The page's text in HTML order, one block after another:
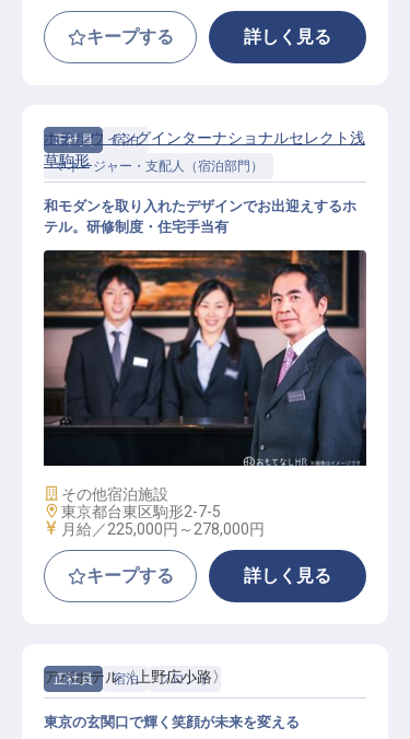
キープする 詳しく見る
正社員
宿泊
マネージャー・支配人（宿泊部門）
宿泊マネージャー候補
ホテルウィングインターナショナルセレクト浅
草駒形
和モダンを取り入れたデザインでお出迎えするホ
テル。研修制度・住宅手当有
施設業態
その他宿泊施設
勤務地
東京都台東区駒形2-7-5
給与
月給／225,000円～ 278,000円
キープする 詳しく見る
正社員 宿泊 フロント
アパホテル〈上野広小路〉
東京の玄関口で輝く笑顔が未来を変える